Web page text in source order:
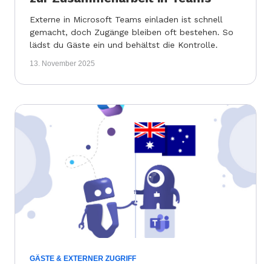
Externe in Microsoft Teams einladen ist schnell
gemacht, doch Zugänge bleiben oft bestehen. So
lädst du Gäste ein und behältst die Kontrolle.
13. November 2025
GÄSTE & EXTERNER ZUGRIFF